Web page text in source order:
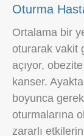
Oturma
Ortalama bir
oturarak vakit
açıyor,
kanser.
boyunca
oturmalarına
zararlı